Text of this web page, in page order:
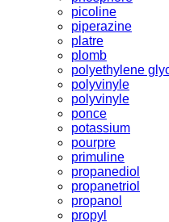
picoline
piperazine
platre
plomb
polyethylene
polyvinyle
polyvinyle
ponce
potassium
pourpre
primuline
propanediol
propanetriol
propanol
propyl